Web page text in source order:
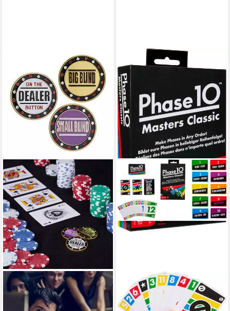
RELAXDAYS
Spiel Poker Button Set aus
Metall, Poker
MATTEL GAMES
Spiel Phase 10 Masters
Classic, Kartenspiel